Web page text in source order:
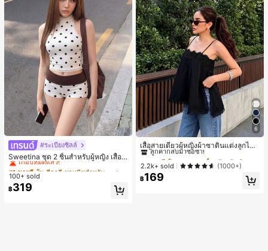
#ระเบียงชิลล์
Sweetina ชุด 2 ชิ้นสำหรับผู้หญิง เสื้อก
ล้ามเข้ารูปพิมพ์ลายจุดสีบล็อกหลังเปิด
และกางเกงขาสั้นเอวพับ
#1 ขายดี
เกือบหมดแล้ว!
#1 ขายดี
เกือบหมดแล้ว!
#1 ขายดี
เกือบหมดแล้ว!
#1 ขายดี
100+ sold
฿319
6
เสื้อสายเดี่ยวผู้หญิงผ้าซาตินแต่งลูกไม้
- เสื้อสายเดี่ยวฤดูร้อนสีขากีมีรอยผ่าด้า
นข้างที่น่าดึงดูด ลำลองสีดำ สำหรับเธอ
#1 ขายดี
ใน ชายหาด เสื้อกล้ามผู้หญิง & Camis
ลูกค้ากลับมาซื้อซ้ำ!
#1 ขายดี
ลูกค้ากลับมาซื้อซ้ำ!
#1 ขายดี
ลูกค้ากลับมาซื้อซ้ำ!
#1 ขายดี
ใน ชายหาด เสื้อกล้ามผู้หญิง & Camis
2.2k+ sold (1000+)
฿169